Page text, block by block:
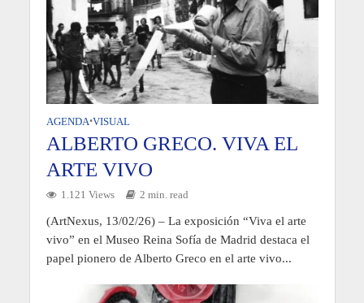
AGENDA•VISUAL
ALBERTO GRECO. VIVA EL
ARTE VIVO
1.121 Views 2 min. read
(ArtNexus, 13/02/26) – La exposición “Viva el arte
vivo” en el Museo Reina Sofía de Madrid destaca el
papel pionero de Alberto Greco en el arte vivo...